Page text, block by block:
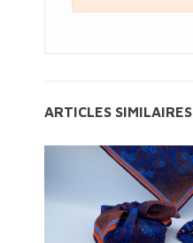
ARTICLES SIMILAIRES